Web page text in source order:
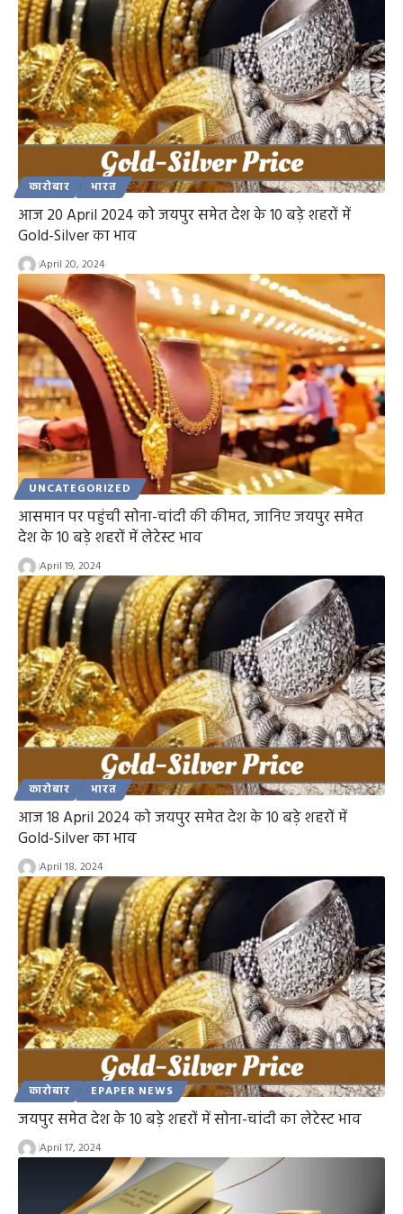
कारोबार भारत
आज 20 April 2024 को जयपुर समेत देश के 10 बड़े शहरों में
Gold-Silver का भाव
April 20, 2024
UNCATEGORIZED
आसमान पर पहुंची सोना-चांदी की कीमत, जानिए जयपुर समेत
देश के 10 बड़े शहरों में लेटेस्ट भाव
April 19, 2024
कारोबार भारत
आज 18 April 2024 को जयपुर समेत देश के 10 बड़े शहरों में
Gold-Silver का भाव
April 18, 2024
कारोबार EPAPER NEWS
जयपुर समेत देश के 10 बड़े शहरों में सोना-चांदी का लेटेस्ट भाव
April 17, 2024